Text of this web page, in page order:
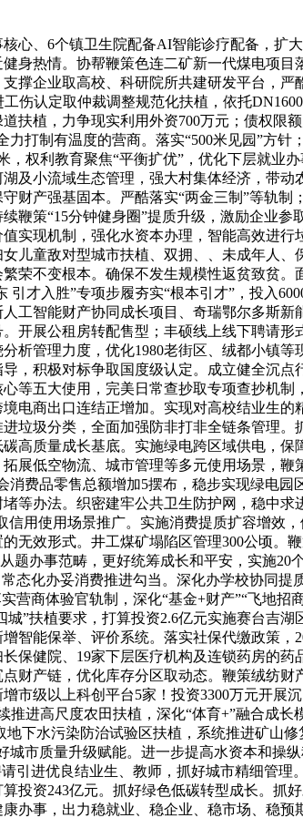
、6个镇卫生院配备AI智能诊疗配备，扩大
身热情。协帮鞭策色连二矿新一代煤电项
撑企业取高校、科研院所共建研发平台，
伤认定取仲裁调整规范化扶植，依托
扶植，力争现实利用外资700万元；债权
力打制有温度的营商。落实“500米见园”方
，权利教育聚焦“平衡扩优”，优化下层就业
及小流域生态管理，强大村集体经济，带
财产强基固本。严酷落实“两金三制”等轨
鞭策“15分钟健身圈”提质升级，激励企业
实现机制，强化水资本办理，智能高效进
儿童敌对型城市扶植、双拥、、未成年人
荣不变根本。确保不发生规模性返贫致贫
引才入胜”专项步履夯实“根本引才”，投入
工智能财产协同成长项目、奇瑞鄂尔多斯
开展公租房转配售型；丰硕线上线下聘请
析管理力度，优化1980老街区、绒都小镇
，积极对标争取国度级认定。成立健全沉
等五大使用，完美日常查抄取专项查抄机
电商出口连结正增加。实现对高校结业生
垃圾分类，全面加强防非打非全链条管理
高质量成长基底。实施绿电跨区域供电，
展低空物流、城市管理等多元使用场景，
消费品零售总额增加5摆布，稳步实现绿电
等办法。织密建牢公共卫生防护网，稳中
信用使用场景推广。实施消费提质扩容增效
无效形式。井工煤矿塌陷区管理300公顷。
题办事范畴，更好统筹成长和平安，实施
态化办妥消费推进勾当。深化办学校协同
营商体验官轨制，深化“基金+财产”“飞地
城”扶植要求，打算投资2.6亿元实施赛台吉
智能保举、评价系统。落实社保代缴政策
保健院、19家下层医疗机构及连锁药房的
财产链，优化库存分区取动态。鞭策绒纺
市级以上科创平台5家！投资3300万元开展
推进高尺度农田扶植，深化“体育+”融合成
下水污染防治试验区扶植，系统推进矿山
城市质量升级赋能。进一步提高水资本和操
引进优良结业生、教师，抓好城市精细管
投资243亿元。抓好绿色低碳转型成长。
办事，出力稳就业、稳企业、稳市场、稳